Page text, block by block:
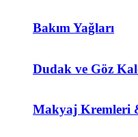
Bakım Yağları
Dudak ve Göz
Makyaj Kremleri